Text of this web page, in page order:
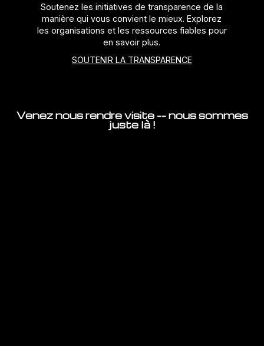
Soutenez les initiatives de transparence de la
manière qui vous convient le mieux. Explorez
les organisations et les ressources fiables pour
en savoir plus.
SOUTENIR LA TRANSPARENCE
Venez nous rendre visite -- nous sommes
juste là !